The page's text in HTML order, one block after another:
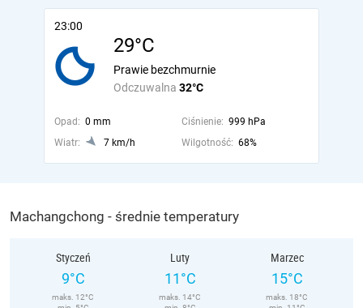
23:00
29°C
Odczuwalna 32°C
Prawie bezchmurnie
Opad: 0 mm Ciśnienie: 999 hPa
Wiatr:
7 km/h Wilgotność: 68%
Machangchong - średnie temperatury
Styczeń
9°C
maks. 12°C
Luty
11°C
maks. 14°C
Marzec
15°C
maks. 18°C